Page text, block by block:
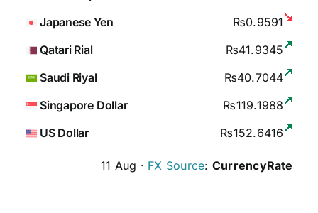
Japanese Yen
₨0.9591
Qatari Rial
₨41.9345
Saudi Riyal
₨40.7044
Singapore Dollar
₨119.1988
US Dollar
₨152.6416
11 Aug · FX Source: CurrencyRate